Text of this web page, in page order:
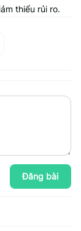
thiểu rủi ro.
Đăng bài